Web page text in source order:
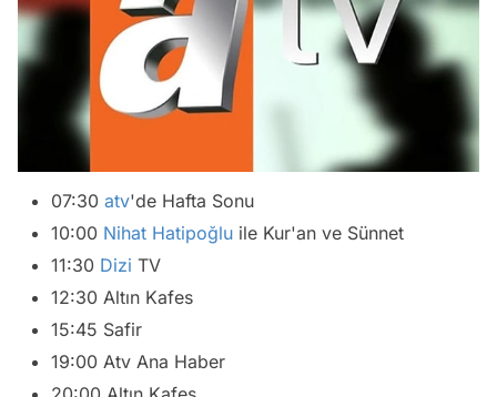
07:30 atv'de Hafta Sonu
10:00 Nihat Hatipoğlu ile Kur'an ve Sünnet
11:30 Dizi TV
12:30 Altın Kafes
15:45 Safir
19:00 Atv Ana Haber